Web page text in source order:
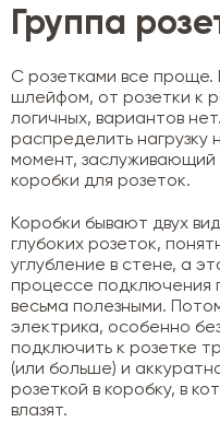
Группа
С розетками все проще.
шлейфом, от розетки к
логичных, вариантов
распределить нагрузку
момент,
коробки для розеток.
Коробки бывают двух
глубоких розеток,
углубление в стене, а
процессе подключения
весьма полезными.
электрика, особенно
подключить к розетке
(или больше) и
розеткой в коробку, в
влазят.